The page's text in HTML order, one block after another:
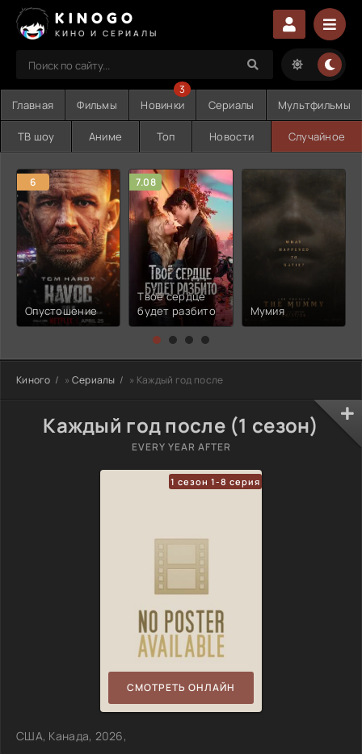
KINOGO
КИНО И СЕРИАЛЫ
Главная Фильмы Новинки
3
Сериалы Мультфильмы
ТВ шоу Аниме Топ Новости Случайное
6
Опустошение
7.08
Твоё сердце
будет разбито
Мумия
Киного » Сериалы » Каждый год после
Каждый год после (1 сезон)
EVERY YEAR AFTER
1 сезон 1-8 серия
СМОТРЕТЬ ОНЛАЙН
США, Канада, 2026,